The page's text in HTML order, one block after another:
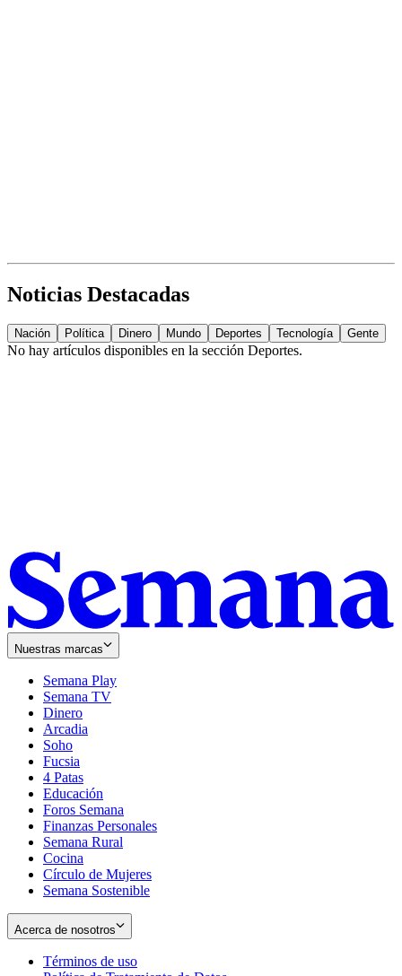
Noticias Destacadas
Nación Política Dinero Mundo Deportes Tecnología Gente
No hay artículos disponibles en la sección Deportes.
Nuestras marcas
Semana Play
Semana TV
Dinero
Arcadia
Soho
in
new
window
Fucsia
in
new
window
4 Patas
Educación
Foros Semana
Finanzas Personales
Semana Rural
Cocina
Círculo de Mujeres
Semana Sostenible
Acerca de nosotros
Términos de uso